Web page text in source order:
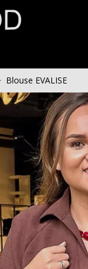
Blouse EVALISE